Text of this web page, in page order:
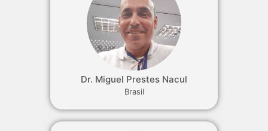
Dr. Miguel Prestes Nacul
Brasil